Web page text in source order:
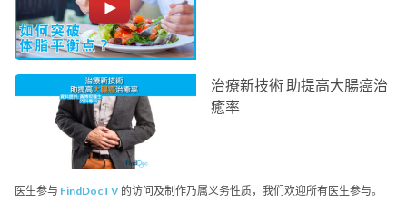
治療新技術 助提高大腸癌治
癒率
医生参与 FindDocTV 的访问及制作乃属义务性质，我们欢迎所有医生参与。